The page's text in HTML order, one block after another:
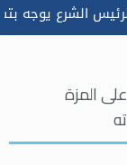
يوجه بتسخير
المزة